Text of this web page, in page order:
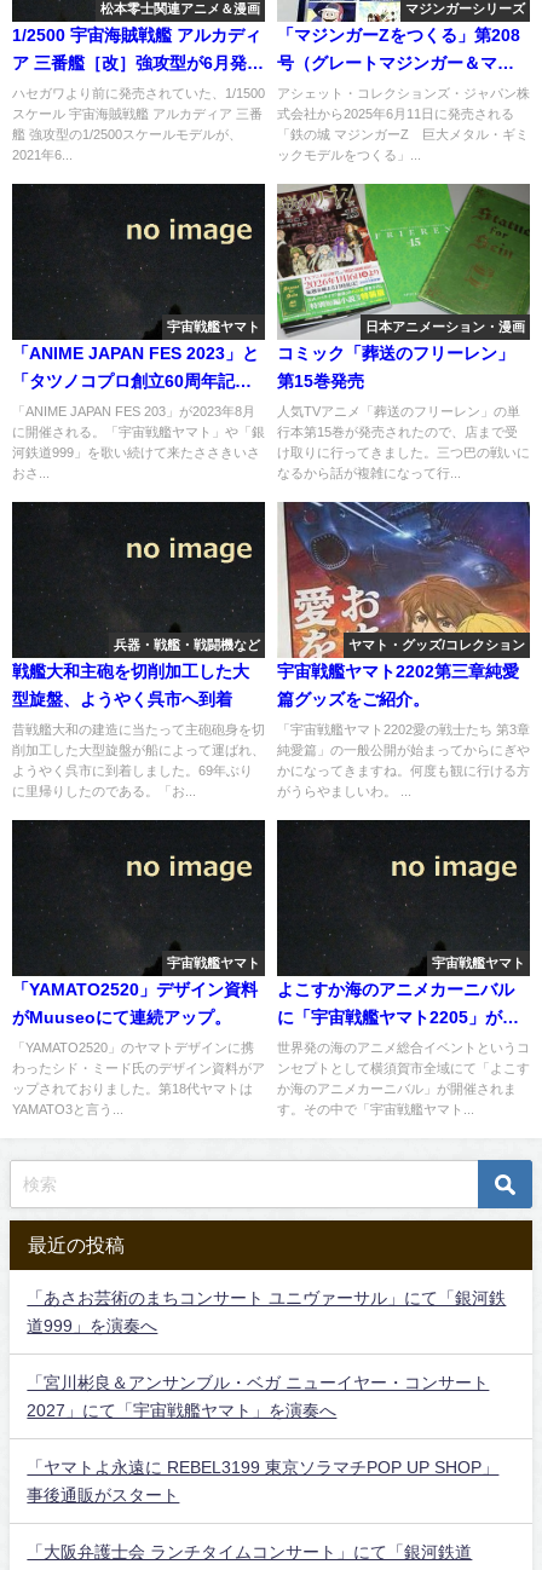
松本零士関連アニメ＆漫画
1/2500 宇宙海賊戦艦 アルカディ
ア 三番艦［改］強攻型が6月発売
へ
ハセガワより前に発売されていた、1/1500
スケール 宇宙海賊戦艦 アルカディア 三番
艦 強攻型の1/2500スケールモデルが、
2021年6...
マジンガーシリーズ
「マジンガーZをつくる」第208
号（グレートマジンガー＆マジ
ンガーZ 最強装備編）
アシェット・コレクションズ・ジャパン株
式会社から2025年6月11日に発売される
「鉄の城 マジンガーZ 巨大メタル・ギミ
ックモデルをつくる」...
宇宙戦艦ヤマト
「ANIME JAPAN FES 2023」と
「タツノコプロ創立60周年記念
特別公演」にてささきいさお
（宇宙戦艦ヤマト）さんが出演
へ
「ANIME JAPAN FES 203」が2023年8月
に開催される。「宇宙戦艦ヤマト」や「銀
河鉄道999」を歌い続けて来たささきいさ
おさ...
日本アニメーション・漫画
コミック「葬送のフリーレン」
第15巻発売
人気TVアニメ「葬送のフリーレン」の単
行本第15巻が発売されたので、店まで受
け取りに行ってきました。三つ巴の戦いに
なるから話が複雑になって行...
兵器・戦艦・戦闘機など
戦艦大和主砲を切削加工した大
型旋盤、ようやく呉市へ到着
昔戦艦大和の建造に当たって主砲砲身を切
削加工した大型旋盤が船によって運ばれ、
ようやく呉市に到着しました。69年ぶり
に里帰りしたのである。「お...
ヤマト・グッズ/コレクション
宇宙戦艦ヤマト2202第三章純愛
篇グッズをご紹介。
「宇宙戦艦ヤマト2202愛の戦士たち 第3章
純愛篇」の一般公開が始まってからにぎや
かになってきますね。何度も観に行ける方
がうらやましいわ。 ...
宇宙戦艦ヤマト
「YAMATO2520」デザイン資料
がMuuseoにて連続アップ。
「YAMATO2520」のヤマトデザインに携
わったシド・ミード氏のデザイン資料がア
ップされておりました。第18代ヤマトは
YAMATO3と言う...
宇宙戦艦ヤマト
よこすか海のアニメカーニバル
に「宇宙戦艦ヤマト2205」が参
加へ。
世界発の海のアニメ総合イベントというコ
ンセプトとして横須賀市全域にて「よこす
か海のアニメカーニバル」が開催されま
す。その中で「宇宙戦艦ヤマト...
最近の投稿
「あさお芸術のまちコンサート ユニヴァーサル」にて「銀河鉄
道999」を演奏へ
「宮川彬良＆アンサンブル・ベガ ニューイヤー・コンサート
2027」にて「宇宙戦艦ヤマト」を演奏へ
「ヤマトよ永遠に REBEL3199 東京ソラマチPOP UP SHOP」
事後通販がスタート
「大阪弁護士会 ランチタイムコンサート」にて「銀河鉄道